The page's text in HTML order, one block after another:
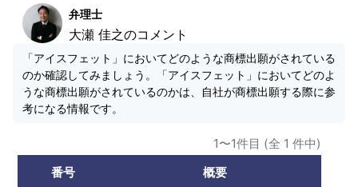
弁理士
大瀬 佳之のコメント
「アイスフェット」においてどのような商標出願がされている
のか確認してみましょう。「アイスフェット」においてどのよ
うな商標出願がされているのかは、自社が商標出願する際に参
考になる情報です。
1〜1件目 (全 1 件中)
番号
概要